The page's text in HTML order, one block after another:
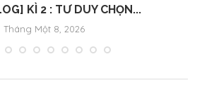
KÌ 2 : TƯ DUY CHỌN...
Tháng Một 8, 2026